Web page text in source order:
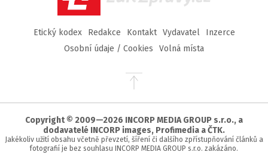
Etický kodex Redakce Kontakt Vydavatel
Inzerce
Osobní údaje / Cookies
Volná místa
Přejít
stránky
Copyright © 2009—2026 INCORP MEDIA GROUP s.r.o., a
dodavatelé INCORP images, Profimedia a ČTK.
Jakékoliv užití obsahu včetně převzetí, šíření či dalšího zpřístupňování článků a
fotografií je bez souhlasu INCORP MEDIA GROUP s.r.o. zakázáno.